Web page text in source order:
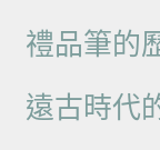
禮品筆的
遠古時代